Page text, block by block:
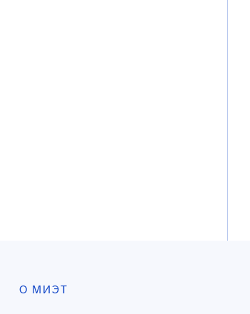
О МИЭТ